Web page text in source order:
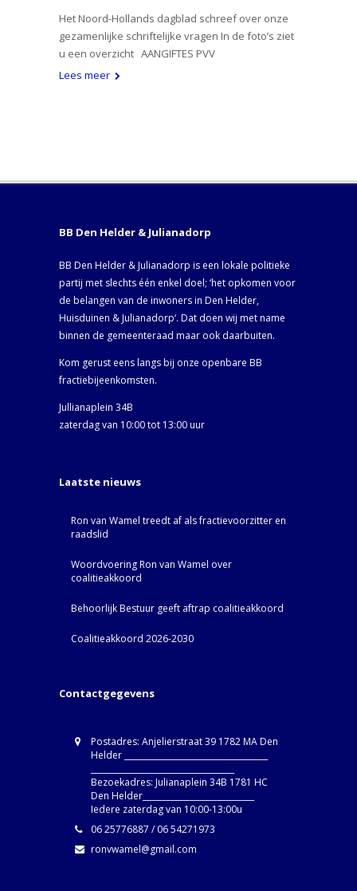
Het Noord-Hollands dagblad schreef over onze
gezamenlijke schriftelijke vragen In de foto’s ziet
u een overzicht AANGIFTES PVV
Lees meer
BB Den Helder & Julianadorp
BB Den Helder & Julianadorp is een lokale politieke
partij met slechts één enkel doel; ‘het opkomen voor
de belangen van de inwoners in Den Helder,
Huisduinen & Julianadorp‘. Dat doen wij met name
binnen de gemeenteraad maar ook daarbuiten.
Kom gerust eens langs bij onze openbare BB
fractiebijeenkomsten.
Jullianaplein 34B
zaterdag van 10:00 tot 13:00 uur
Laatste nieuws
Ron van Wamel treedt af als fractievoorzitter en
raadslid
Woordvoering Ron van Wamel over
coalitieakkoord
Behoorlijk Bestuur geeft aftrap coalitieakkoord
Coalitieakkoord 2026-2030
Contactgegevens
Postadres: Anjelierstraat 39 1782 MA Den
Helder ____________________________________
Bezoekadres: Julianaplein 34B 1781 HC
Den Helder____________________________
Iedere zaterdag van 10:00-13:00u
06 25776887 / 06 54271973
ronvwamel@gmail.com